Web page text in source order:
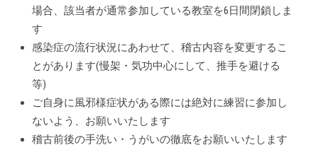
場合、該当者が通常参加している教室を6日間閉鎖しま
す
感染症の流行状況にあわせて、稽古内容を変更するこ
とがあります(慢架・気功中心にして、推手を避ける
等)
ご自身に風邪様症状がある際には絶対に練習に参加し
ないよう、お願いいたします
稽古前後の手洗い・うがいの徹底をお願いいたします